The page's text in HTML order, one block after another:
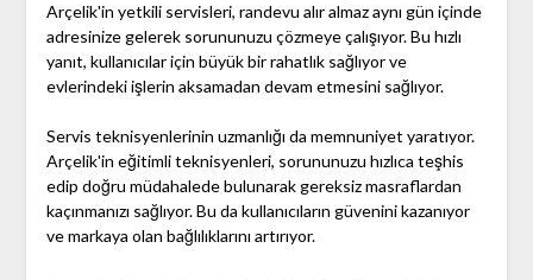
Arçelik'in yetkili servisleri, randevu alır almaz aynı gün içinde
adresinize gelerek sorununuzu çözmeye çalışıyor. Bu hızlı
yanıt, kullanıcılar için büyük bir rahatlık sağlıyor ve
evlerindeki işlerin aksamadan devam etmesini sağlıyor.
Servis teknisyenlerinin uzmanlığı da memnuniyet yaratıyor.
Arçelik'in eğitimli teknisyenleri, sorununuzu hızlıca teşhis
edip doğru müdahalede bulunarak gereksiz masraflardan
kaçınmanızı sağlıyor. Bu da kullanıcıların güvenini kazanıyor
ve markaya olan bağlılıklarını artırıyor.